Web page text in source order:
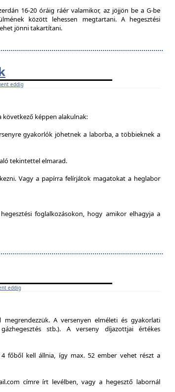
16-20 óráig ráér valamikor, az jöjjön be a G-be
között lehessen megtartani. A hegesztési
jönni takartítani.
eddig
következő képpen alakulnak:
gyakorlók jöhetnek a laborba, a többieknek a
tekintettel elmarad.
Vagy a papírra felírjátok magatokat a heglabor
foglalkozásokon, hogy amikor elhagyja a
eddig
A versenyen elméleti és gyakorlati
stb.). A verseny díjazottjai értékes
főből kell állnia, így max. 52 ember vehet részt a
címre írt levélben, vagy a hegesztő labornál